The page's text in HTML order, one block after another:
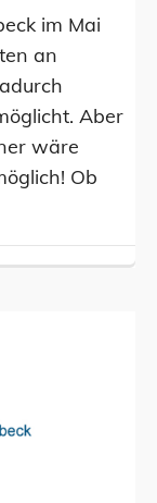
im Mai
an
Aber
wäre
Ob